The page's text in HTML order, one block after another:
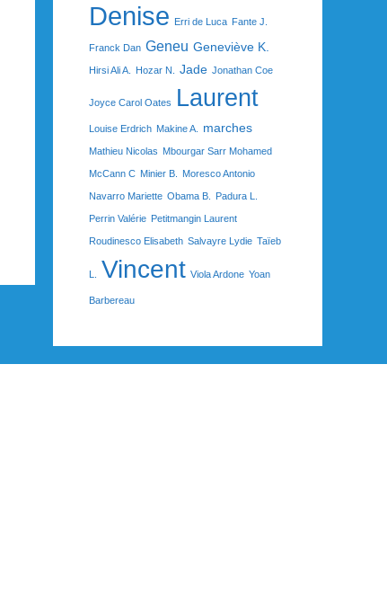
Denise Erri de Luca Fante J.
Franck Dan Geneu Geneviève K.
Hirsi Ali A. Hozar N. Jade Jonathan Coe
Joyce Carol Oates Laurent
Louise Erdrich Makine A. marches
Mathieu Nicolas Mbourgar Sarr Mohamed
McCann C Minier B. Moresco Antonio
Navarro Mariette Obama B. Padura L.
Perrin Valérie Petitmangin Laurent
Roudinesco Elisabeth Salvayre Lydie Taïeb
Vincent Viola Ardone Yoan
Barbereau